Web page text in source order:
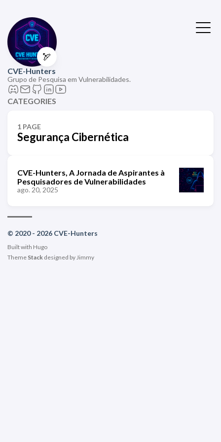
🏹
CVE-Hunters
Grupo de Pesquisa em Vulnerabilidades.
CATEGORIES
1 PAGE
Segurança Cibernética
CVE-Hunters, A Jornada de Aspirantes à
Pesquisadores de Vulnerabilidades
ago. 20, 2025
© 2020 - 2026 CVE-Hunters
Built with Hugo
Theme Stack designed byJimmy